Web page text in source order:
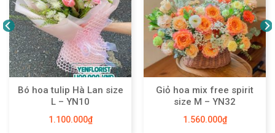
Bó hoa tulip Hà Lan size
L – YN10
1.100.000₫
Giỏ hoa mix free spirit
size M – YN32
1.560.000₫